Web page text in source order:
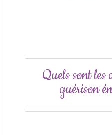
Quels sont les
guérison